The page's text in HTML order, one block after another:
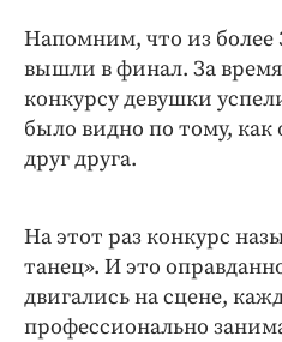
Напомним, что из более
вышли в финал. За
конкурсу девушки
было видно по тому,
друг друга.
На этот раз конкурс
танец». И это
двигались на сцене,
профессионально